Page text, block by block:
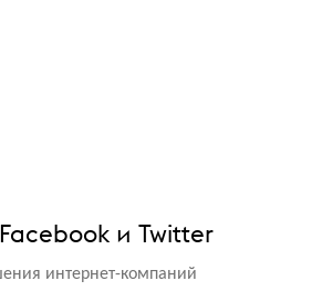
и Twitter
интернет-компаний